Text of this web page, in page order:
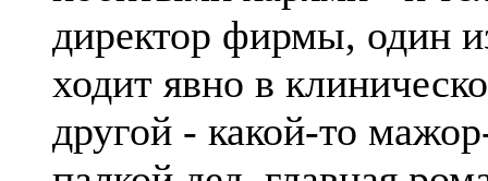
директор фирмы, один
ходит явно в
другой - какой-то